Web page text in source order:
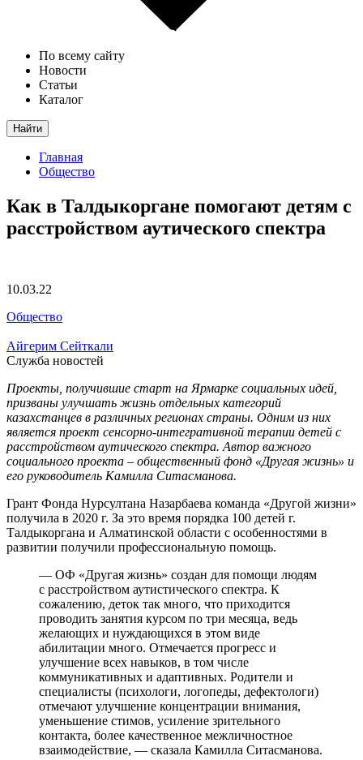
По всему сайту
Новости
Статьи
Каталог
Найти
Главная
Общество
Как в Талдыкоргане помогают детям с
расстройством аутического спектра
10.03.22
Общество
Айгерим Сейткали
Служба новостей
Проекты, получившие старт на Ярмарке социальных идей,
призваны улучшать жизнь отдельных категорий
казахстанцев в различных регионах страны. Одним из них
является проект сенсорно-интегративной терапии детей с
расстройством аутического спектра. Автор важного
социального проекта – общественный фонд «Другая жизнь» и
его руководитель Камилла Ситасманова.
Грант Фонда Нурсултана Назарбаева команда «Другой жизни»
получила в 2020 г. За это время порядка 100 детей г.
Талдыкоргана и Алматинской области с особенностями в
развитии получили профессиональную помощь.
— ОФ «Другая жизнь» создан для помощи людям
с расстройством аутистического спектра. К
сожалению, деток так много, что приходится
проводить занятия курсом по три месяца, ведь
желающих и нуждающихся в этом виде
абилитации много. Отмечается прогресс и
улучшение всех навыков, в том числе
коммуникативных и адаптивных. Родители и
специалисты (психологи, логопеды, дефектологи)
отмечают улучшение концентрации внимания,
уменьшение стимов, усиление зрительного
контакта, более качественное межличностное
взаимодействие, — сказала Камилла Ситасманова.